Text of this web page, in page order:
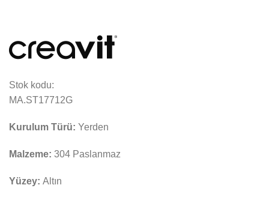
Stok kodu:
MA.ST17712G
Kurulum Türü: Yerden
Malzeme: 304 Paslanmaz
Yüzey: Altın